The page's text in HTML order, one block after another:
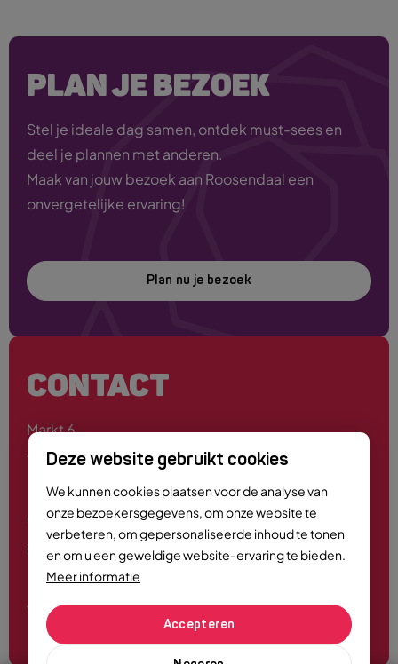
Deze website gebruikt cookies
We kunnen cookies plaatsen voor de analyse van
onze bezoekersgegevens, om onze website te
verbeteren, om gepersonaliseerde inhoud te tonen
en om u een geweldige website-ervaring te bieden.
Meer informatie
Accepteren
PLAN JE BEZOEK
Stel je ideale dag samen, ontdek must-sees en
deel je plannen met anderen.
Maak van jouw bezoek aan Roosendaal een
onvergetelijke ervaring!
Plan nu je bezoek
CONTACT
Markt 6
4701 PE Roosendaal
0165 - 55 44 00
info@roosendaalcitymarketing.nl
Volg ons